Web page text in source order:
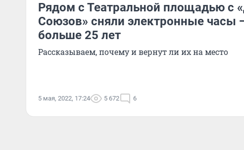
Рядом с Театральной площадью с
Союзов» сняли электронные часы
больше 25 лет
Рассказываем, почему и вернут ли их на место
5 мая, 2022, 17:24 5 672 6